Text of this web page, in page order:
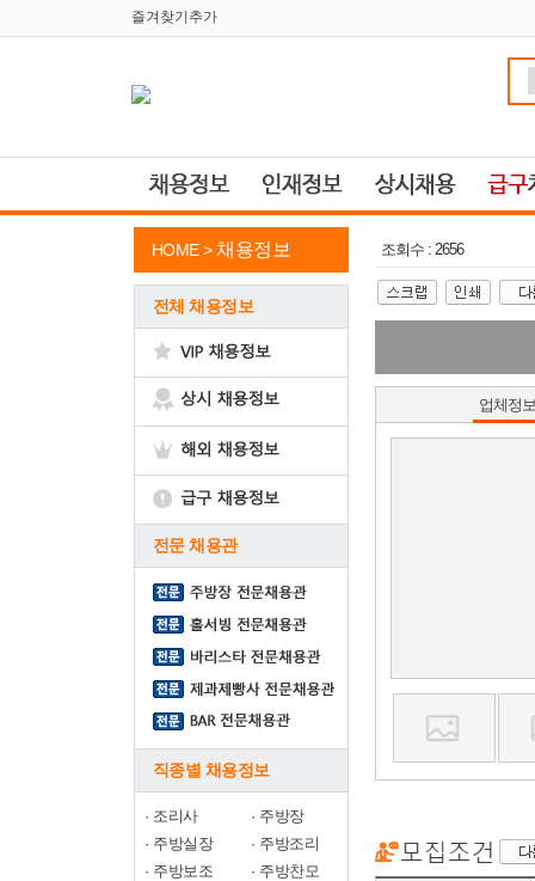
즐겨찾기추가
HOME > 채용정보
전체 채용정보
전문 채용관
직종별 채용정보
· 조리사 · 주방장
· 주방실장 · 주방조리
· 주방보조 · 주방찬모
조회수 : 2656
업체정보